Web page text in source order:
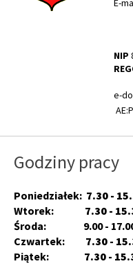
E-
NIP
e-
Godziny pracy
Poniedziałek: 7.30 -
Wtorek: 7.30 -
Środa: 9.00 -
Czwartek: 7.30 -
Piątek: 7.30 -